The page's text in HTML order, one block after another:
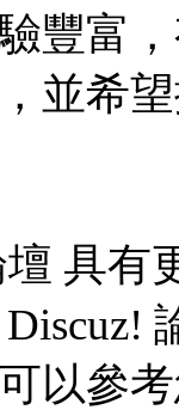
豐富
並希
具有
以參